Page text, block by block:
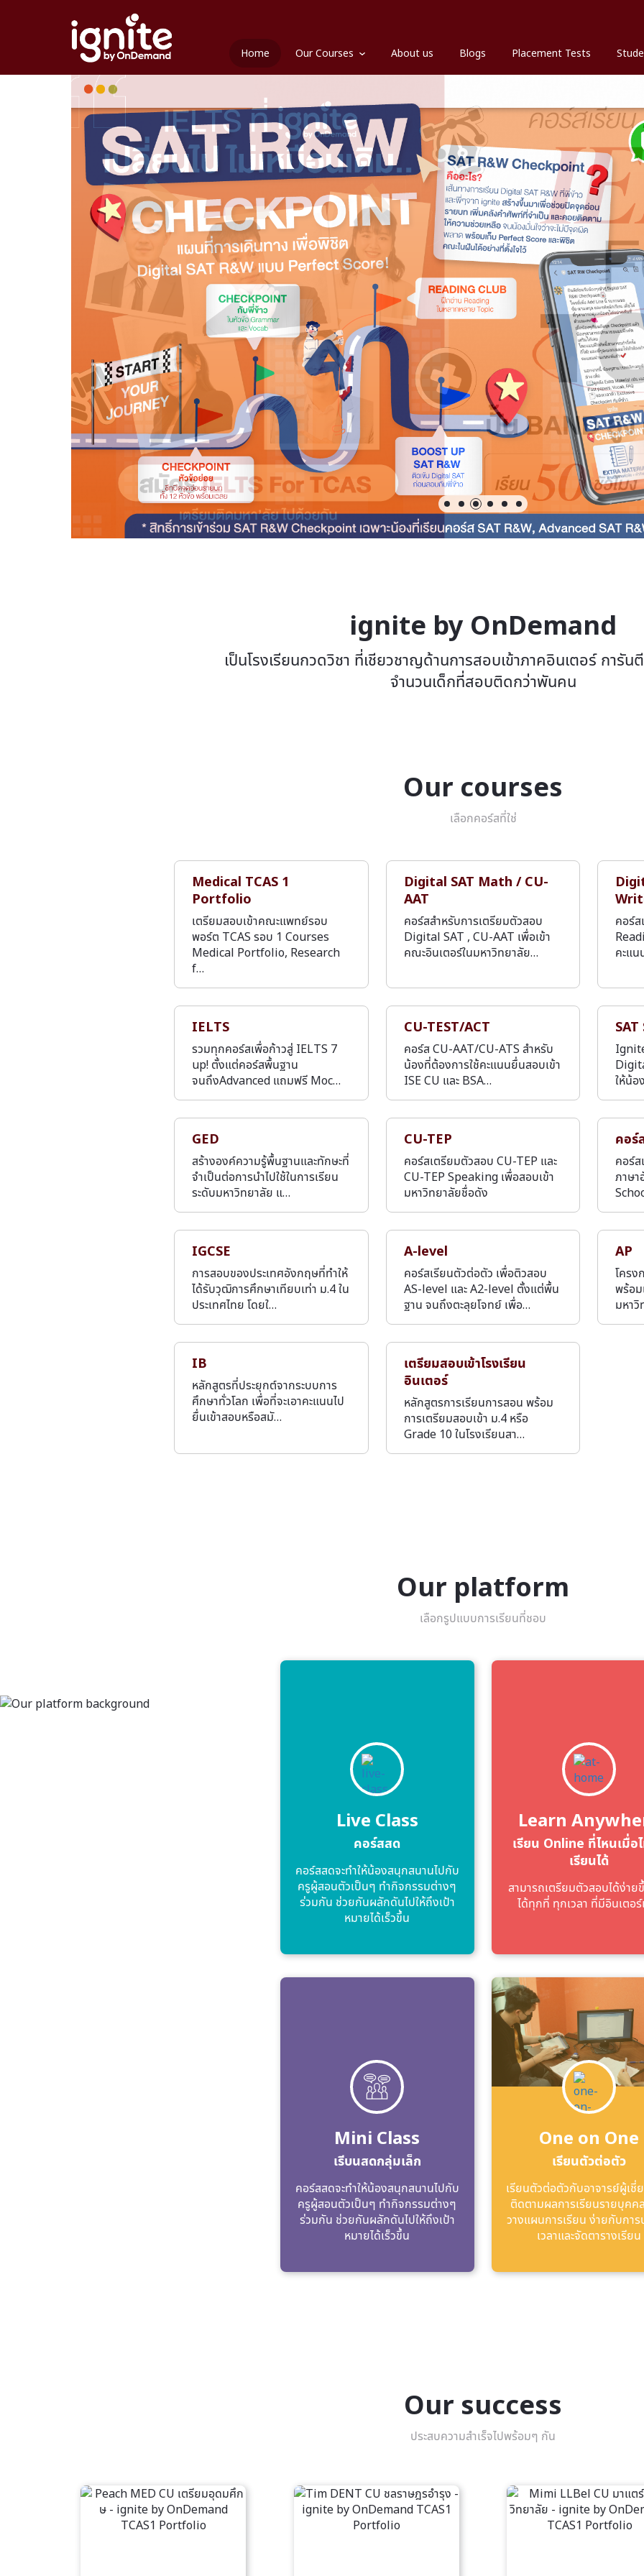
Home Our Courses About us Blogs Placement Tests
ignite by OnDemand
เป็นโรงเรียนกวดวิชา ที่เชียวชาญด้านการสอบเข้าภาคอินเตอร์ การัน
จำนวนเด็กที่สอบติดกว่าพันคน
Our courses
เลือกคอร์สที่ใช่
Medical TCAS 1
Portfolio
เตรียมสอบเข้าคณะแพทย์รอบ
พอร์ต TCAS รอบ 1 Courses
Medical Portfolio, Research
f…
Digital SAT Math / CU-
AAT
คอร์สสำหรับการเตรียมตัวสอบ
Digital SAT , CU-AAT เพื่อเข้า
คณะอินเตอร์ในมหาวิทยาลัย…
คอร์ส
คะแ
IELTS
รวมทุกคอร์สเพื่อก้าวสู่ IELTS 7
up! ตั้งแต่คอร์สพื้นฐาน
จนถึงAdvanced แถมฟรี Moc…
CU-TEST/ACT
คอร์ส CU-AAT/CU-ATS สำหรับ
น้องที่ต้องการใช้คะแนนยื่นสอบเข้า
ISE CU และ BSA…
ให้น้อ
GED
สร้างองค์ความรู้พื้นฐานและทักษะที่
จำเป็นต่อการนำไปใช้ในการเรียน
ระดับมหาวิทยาลัย แ…
CU-TEP
คอร์สเตรียมตัวสอบ CU-TEP และ
CU-TEP Speaking เพื่อสอบเข้า
มหาวิทยาลัยชื่อดัง
คอร์
คอร์
ภาษ
IGCSE
การสอบของประเทศอังกฤษที่ทำให้
ได้รับวุฒิการศึกษาเทียบเท่า ม.4 ใน
ประเทศไทย โดยใ…
A-level
คอร์สเรียนตัวต่อตัว เพื่อติวสอบ
AS-level และ A2-level ตั้งแต่พื้น
ฐาน จนถึงตะลุยโจทย์ เพื่อ…
AP
โครง
พร้อม
มหาวิ
IB
หลักสูตรที่ประยุกต์จากระบบการ
ศึกษาทั่วโลก เพื่อที่จะเอาคะแนนไป
ยื่นเข้าสอบหรือสมั…
เตรียมสอบเข้าโรงเรียน
อินเตอร์
หลักสูตรการเรียนการสอน พร้อม
การเตรียมสอบเข้า ม.4 หรือ
Grade 10 ในโรงเรียนสา…
Our platform
เลือกรูปแบบการเรียนที่ชอบ
Live Class
คอร์สสด
คอร์สสดจะทําให้น้องสนุกสนานไปกับ
ครูผู้สอนตัวเป็นๆ ทํากิจกรรมต่างๆ
ร่วมกัน ช่วยกันผลักดันไปให้ถึงเป้า
หมายได้เร็วขึ้น
Learn
เรียน Online ที่ไหนเมื่อ
เรียนได้
สามารถเตรียมตัวสอบได้ง่าย
ได้ทุกที่ ทุกเวลา ที่มีอินเตอร์
Mini Class
เรีบนสดกลุ่มเล็ก
คอร์สสดจะทําให้น้องสนุกสนานไปกับ
ครูผู้สอนตัวเป็นๆ ทํากิจกรรมต่างๆ
ร่วมกัน ช่วยกันผลักดันไปให้ถึงเป้า
หมายได้เร็วขึ้น
One on One
เรียนตัวต่อตัว
เรียนตัวต่อตัวกับอาจารย์ผู้เชี่
ติดตามผลการเรียนรายบุคค
วางแผนการเรียน ง่ายกับการ
เวลาและจัดตารางเรียน
Our success
ประสบความสำเร็จไปพร้อมๆ กัน